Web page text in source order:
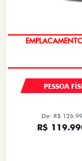
PESSOA
De: R$
R$